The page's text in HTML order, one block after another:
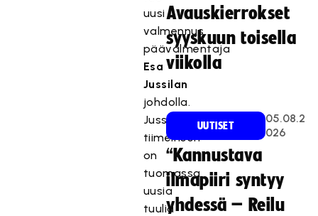
uusi
valmennus
päävalmentaja
Esa
Jussilan
johdolla.
Jussila
tiimeineen
on
tuomassa
uusia
tuulia
Avauskierrokset
syyskuun toisella
viikolla
UUTISET
05.08.2
026
“Kannustava
ilmapiiri syntyy
yhdessä – Reilu